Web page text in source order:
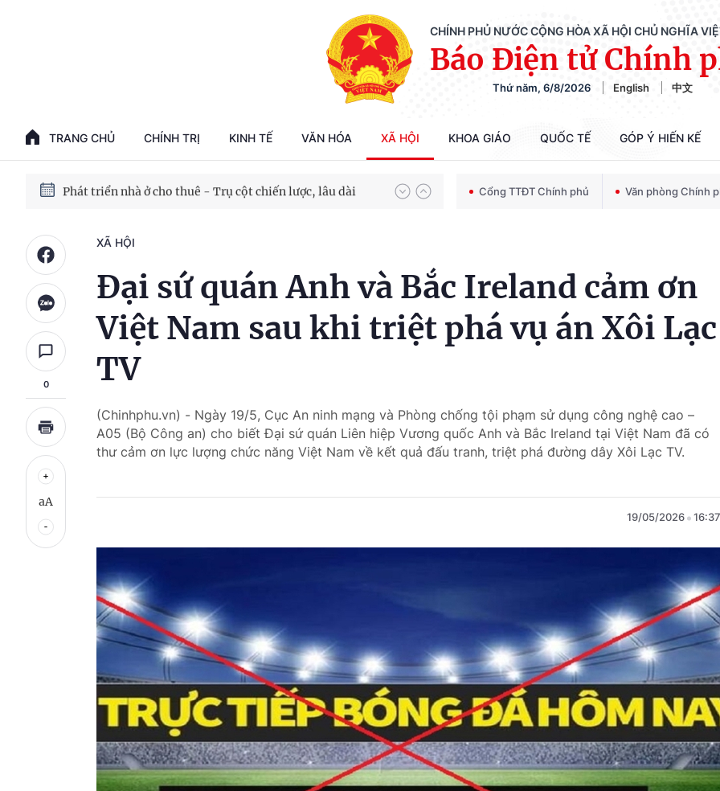
CHÍNH PHỦ NƯỚC CỘNG HÒA XÃ HỘI CHỦ NGHĨA
Báo Điện tử Chính
Thứ năm, 6/8/2026 English 中文
TRANG CHỦ CHÍNH TRỊ KINH TẾ VĂN HÓA XÃ HỘI KHOA GIÁO QUỐC TẾ GÓP Ý HIẾN KẾ
Phát triển kinh tế nhà nước trong kỷ nguyên mới
Chiến dịch 500 ngày đêm tìm kiếm, quy tập và xác định danh tính hài cốt liệt sĩ
Bảo vệ nền tảng tư tưởng của Đảng trong kỷ nguyên phát triển mới
Phát triển nhà ở cho thuê - Trụ cột chiến lược, lâu dài Cổng TTĐT Chính phủ Văn phòng Chính
0
aA
XÃ HỘI
Đại sứ quán Anh và Bắc Ireland cảm ơn
Việt Nam sau khi triệt phá vụ án Xôi Lạc
TV
(Chinhphu.vn) - Ngày 19/5, Cục An ninh mạng và Phòng chống tội phạm sử dụng công nghệ cao –
A05 (Bộ Công an) cho biết Đại sứ quán Liên hiệp Vương quốc Anh và Bắc Ireland tại Việt Nam đã có
thư cảm ơn lực lượng chức năng Việt Nam về kết quả đấu tranh, triệt phá đường dây Xôi Lạc TV.
19/05/2026 16:37